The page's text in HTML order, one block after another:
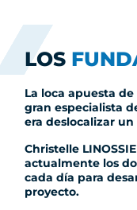
LOS
La loca apuesta
gran especialista
era deslocalizar
Christelle
actualmente los
cada día para
proyecto.